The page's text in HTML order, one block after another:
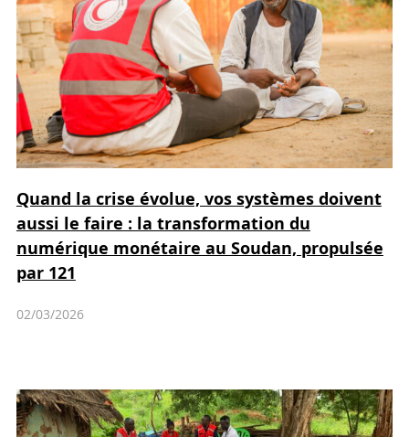
Quand la crise évolue, vos systèmes doivent
aussi le faire : la transformation du
numérique monétaire au Soudan, propulsée
par 121
02/03/2026